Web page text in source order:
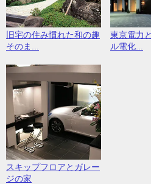
旧宅の住み慣れた和の趣
そのま...
東京電力
ル電化...
スキップフロアとガレー
ジの家